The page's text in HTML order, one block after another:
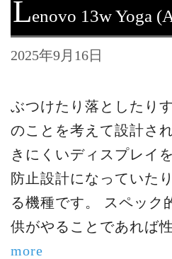
Lenovo 13w Yoga
2025年9月16日
ぶつけたり落としたり
のことを考えて設計さ
きにくいディスプレイ
防止設計になっていた
る機種です。 スペック
供がやることであれば
more